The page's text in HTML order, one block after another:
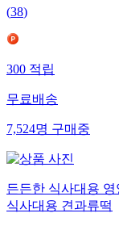
(38)
300적립
무료배송
7,524명구매중
든든한 식사대용
식사대용 견과류떡